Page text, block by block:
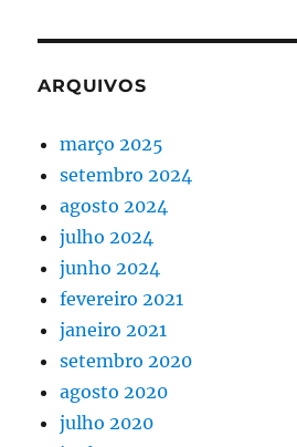
ARQUIVOS
março 2025
setembro 2024
agosto 2024
julho 2024
junho 2024
fevereiro 2021
janeiro 2021
setembro 2020
agosto 2020
julho 2020